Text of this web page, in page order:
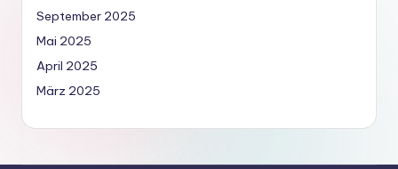
September 2025
Mai 2025
April 2025
März 2025